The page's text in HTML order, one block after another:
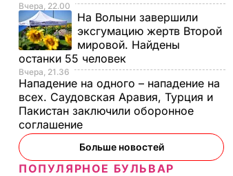
Вчера, 22.00
На Волыни завершили
эксгумацию жертв Второй
мировой. Найдены
останки 55 человек
Вчера, 21.36
Нападение на одного – нападение на
всех. Саудовская Аравия, Турция и
Пакистан заключили оборонное
соглашение
Больше новостей
ПОПУЛЯРНОЕ БУЛЬВАР